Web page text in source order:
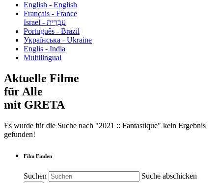
English - English
Français - France
עִבְרִית - Israel
Português - Brazil
Українська - Ukraine
Englis - India
Multilingual
Aktuelle Filme
für Alle
mit GRETA
Es wurde für die Suche nach "2021 :: Fantastique" kein Ergebnis
gefunden!
Film Finden
Suchen Suche abschicken